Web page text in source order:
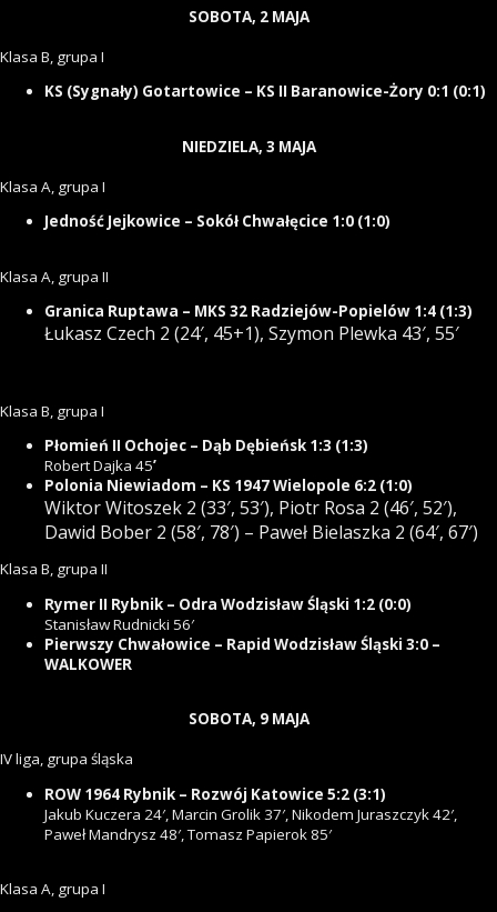
SOBOTA, 2 MAJA
Klasa B, grupa I
KS (Sygnały) Gotartowice – KS II Baranowice-Żory 0:1 (0:1)
NIEDZIELA, 3 MAJA
Klasa A, grupa I
Jedność Jejkowice – Sokół Chwałęcice 1:0 (1:0)
Klasa A, grupa II
Granica Ruptawa – MKS 32 Radziejów-Popielów 1:4 (1:3)
Łukasz Czech 2 (24′, 45+1), Szymon Plewka 43′, 55′
Klasa B, grupa I
Płomień II Ochojec – Dąb Dębieńsk 1:3 (1:3)
Robert Dajka 45’
Polonia Niewiadom – KS 1947 Wielopole 6:2 (1:0)
Wiktor Witoszek 2 (33′, 53′), Piotr Rosa 2 (46′, 52′),
Dawid Bober 2 (58′, 78′) – Paweł Bielaszka 2 (64′, 67′)
Klasa B, grupa II
Rymer II Rybnik – Odra Wodzisław Śląski 1:2 (0:0)
Stanisław Rudnicki 56′
Pierwszy Chwałowice – Rapid Wodzisław Śląski 3:0 –
WALKOWER
SOBOTA, 9 MAJA
IV liga, grupa śląska
ROW 1964 Rybnik – Rozwój Katowice 5:2 (3:1)
Jakub Kuczera 24′, Marcin Grolik 37′, Nikodem Juraszczyk 42′,
Paweł Mandrysz 48′, Tomasz Papierok 85′
Klasa A, grupa I